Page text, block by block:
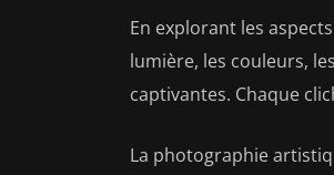
En explorant les
lumière, les couleurs,
captivantes. Chaque
La photographie